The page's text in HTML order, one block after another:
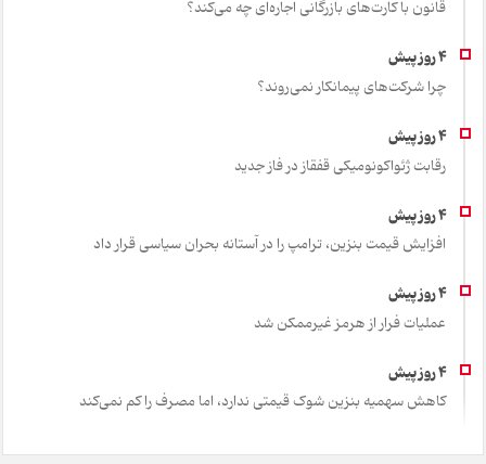
قانون با کارت‌های بازرگانی اجاره‌ای چه می‌کند؟
چرا شرکت‌های پیمانکار نمی‌روند؟
رقابت ژئواکونومیکی قفقاز در فاز جدید
افزایش قیمت بنزین، ترامپ را در آستانه بحران سیاسی قرار داد
عملیات فرار از هرمز غیرممکن شد
کاهش سهمیه بنزین شوک قیمتی ندارد، اما مصرف را کم نمی‌کند